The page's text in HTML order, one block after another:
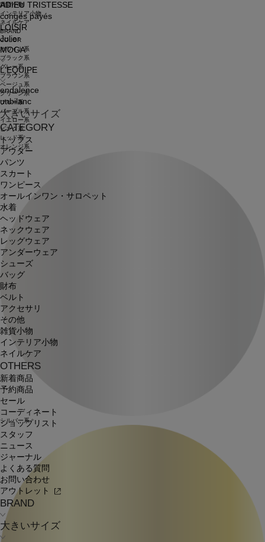
ADIEU TRISTESSE
congés payés
LOISIR
Julier
MOGA
L'EQUIPE
endalence
unbilanc
大きいサイズ
CATEGORY
トップス
アウター
パンツ
スカート
ワンピース
オールインワン・サロペット
水着
ヘッドウェア
ネックウェア
レッグウェア
アンダーウェア
シューズ
バッグ
財布
ベルト
アクセサリ
その他
雑貨小物
インテリア小物
ネイルケア
OTHERS
新着商品
予約商品
セール
コーディネート
ショップリスト
スタッフ
ニュース
ジャーナル
よくある質問
お問い合わせ
アウトレット
BRAND
大きいサイズ
雑貨小物
インテリア小物
ネイルケア
BRAND
COLOR
ホワイト系
ブラック系
グレー系
ブラウン系
ベージュ系
グリーン系
ブルー系
パープル系
イエロー系
ピンク系
レッド系
オレンジ系
シルバー系